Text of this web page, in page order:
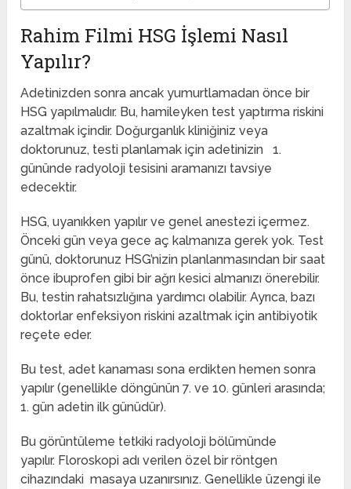
Rahim Filmi HSG İşlemi Nasıl
Yapılır?
Adetinizden sonra ancak yumurtlamadan önce bir
HSG yapılmalıdır. Bu, hamileyken test yaptırma riskini
azaltmak içindir. Doğurganlık kliniğiniz veya
doktorunuz, testi planlamak için adetinizin 1.
gününde radyoloji tesisini aramanızı tavsiye
edecektir.
HSG, uyanıkken yapılır ve genel anestezi içermez.
Önceki gün veya gece aç kalmanıza gerek yok. Test
günü, doktorunuz HSG’nizin planlanmasından bir saat
önce ibuprofen gibi bir ağrı kesici almanızı önerebilir.
Bu, testin rahatsızlığına yardımcı olabilir. Ayrıca, bazı
doktorlar enfeksiyon riskini azaltmak için antibiyotik
reçete eder.
Bu test, adet kanaması sona erdikten hemen sonra
yapılır (genellikle döngünün 7. ve 10. günleri arasında;
1. gün adetin ilk günüdür).
Bu görüntüleme tetkiki radyoloji bölümünde
yapılır. Floroskopi adı verilen özel bir röntgen
cihazındaki masaya uzanırsınız. Genellikle üzengi ile